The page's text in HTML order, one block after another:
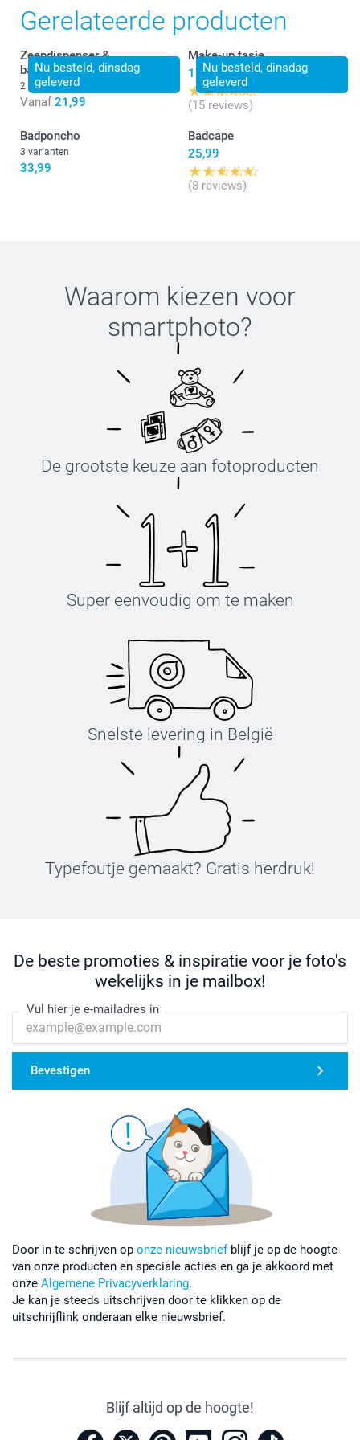
Gerelateerde producten
Nu besteld, dinsdag
geleverd
Zeepdispenser &
badkamerset
2 varianten
Vanaf 21,99
Nu besteld, dinsdag
geleverd
Make-up tasje
17,99
(15 reviews)
Badponcho
3 varianten
33,99
Badcape
25,99
(8 reviews)
Waarom kiezen voor
smartphoto?
De grootste keuze aan fotoproducten
Super eenvoudig om te maken
Snelste levering in België
Typefoutje gemaakt? Gratis herdruk!
De beste promoties & inspiratie voor je foto's
wekelijks in je mailbox!
Vul hier je e-mailadres in
Bevestigen
Door in te schrijven op onze nieuwsbriefblijf je op de hoogte
van onze producten en speciale acties en ga je akkoord met
onze Algemene Privacyverklaring.
Je kan je steeds uitschrijven door te klikken op de
uitschrijflink onderaan elke nieuwsbrief.
Blijf altijd op de hoogte!